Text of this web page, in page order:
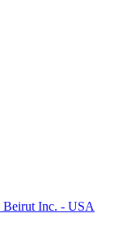
Beirut Inc. - USA